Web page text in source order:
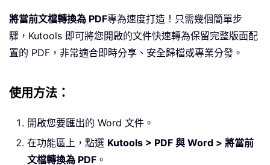
將當前文檔轉換為 PDF專為速度打造！只需幾個簡單步
驟，Kutools 即可將您開啟的文件快速轉為保留完整版面配
置的 PDF，非常適合即時分享、安全歸檔或專業分發。
使用方法：
開啟您要匯出的 Word 文件。
在功能區上，點選 Kutools > PDF 與 Word > 將當前
文檔轉換為 PDF 。